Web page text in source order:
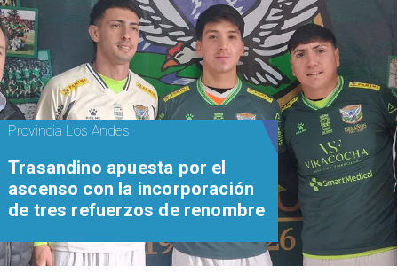
Provincia Los Andes
Trasandino apuesta por el
ascenso con la incorporación
de tres refuerzos de renombre